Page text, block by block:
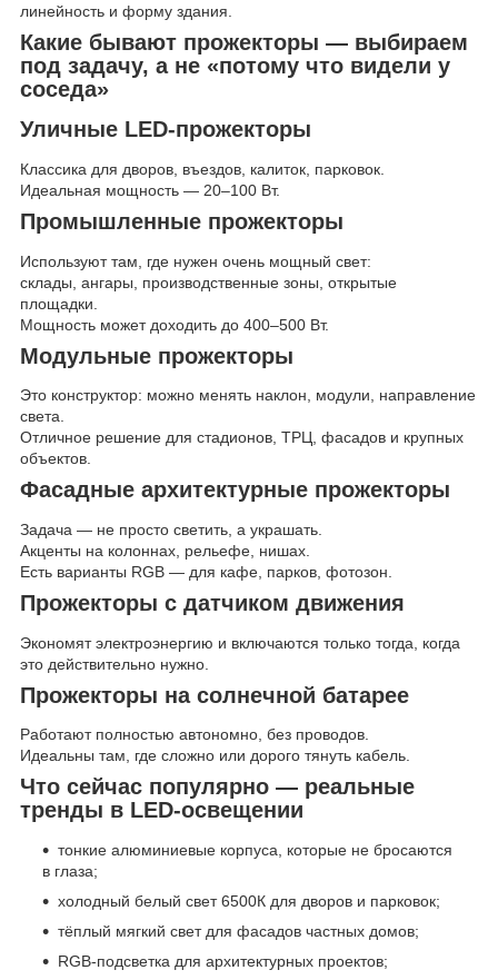
линейность и форму здания.
Какие бывают прожекторы — выбираем
под задачу, а не «потому что видели у
соседа»
Уличные LED-прожекторы
Классика для дворов, въездов, калиток, парковок.
Идеальная мощность — 20–100 Вт.
Промышленные прожекторы
Используют там, где нужен очень мощный свет:
склады, ангары, производственные зоны, открытые
площадки.
Мощность может доходить до 400–500 Вт.
Модульные прожекторы
Это конструктор: можно менять наклон, модули, направление
света.
Отличное решение для стадионов, ТРЦ, фасадов и крупных
объектов.
Фасадные архитектурные прожекторы
Задача — не просто светить, а украшать.
Акценты на колоннах, рельефе, нишах.
Есть варианты RGB — для кафе, парков, фотозон.
Прожекторы с датчиком движения
Экономят электроэнергию и включаются только тогда, когда
это действительно нужно.
Прожекторы на солнечной батарее
Работают полностью автономно, без проводов.
Идеальны там, где сложно или дорого тянуть кабель.
Что сейчас популярно — реальные
тренды в LED-освещении
тонкие алюминиевые корпуса, которые не бросаются
в глаза;
холодный белый свет 6500К для дворов и парковок;
тёплый мягкий свет для фасадов частных домов;
RGB-подсветка для архитектурных проектов;